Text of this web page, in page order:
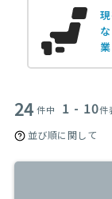
24 件中 1 - 10件
並び順に関して